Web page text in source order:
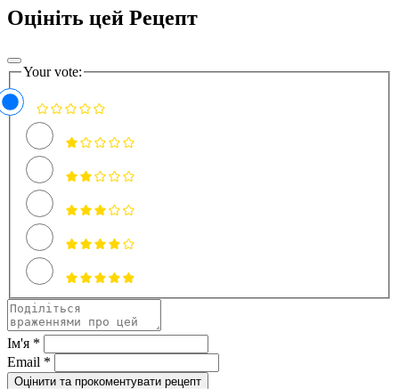
Оцініть цей Рецепт
Your vote:
Ім'я *
Email *
Оцінити та прокоментувати рецепт